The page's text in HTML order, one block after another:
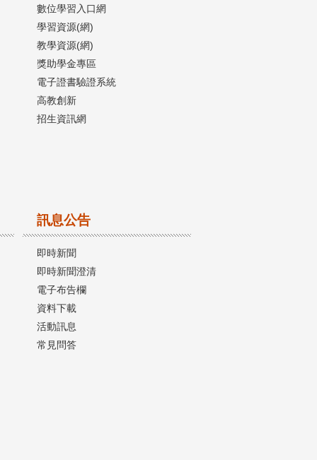
數位學習入口網
學習資源(網)
教學資源(網)
獎助學金專區
電子證書驗證系統
高教創新
招生資訊網
訊息公告
即時新聞
即時新聞澄清
電子布告欄
資料下載
活動訊息
常見問答